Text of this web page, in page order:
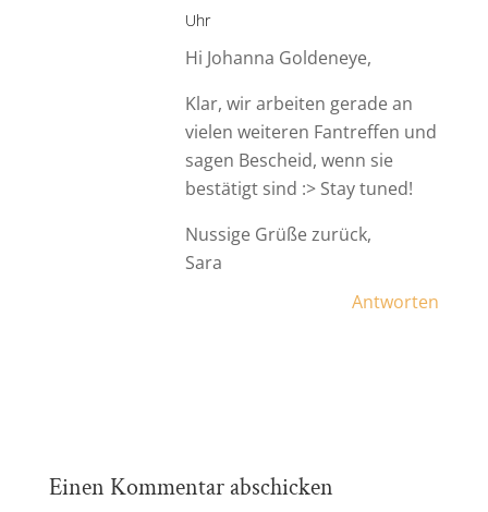
Uhr
Hi Johanna Goldeneye,
Klar, wir arbeiten gerade an
vielen weiteren Fantreffen und
sagen Bescheid, wenn sie
bestätigt sind :> Stay tuned!
Nussige Grüße zurück,
Sara
Antworten
Einen Kommentar abschicken